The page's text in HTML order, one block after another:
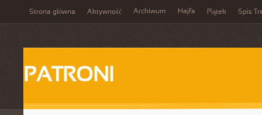
Strona główna Aktywność Archiwum Hajfa Piątek Spis
PATRONI